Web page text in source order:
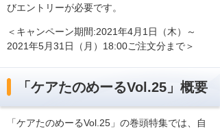
びエントリーが必要です。
＜キャンペーン期間:2021年4月1日（木）～
2021年5月31日（月）18:00ご注文分まで＞
「ケアたのめーるVol.25」概要
「ケアたのめーるVol.25」の巻頭特集では、自